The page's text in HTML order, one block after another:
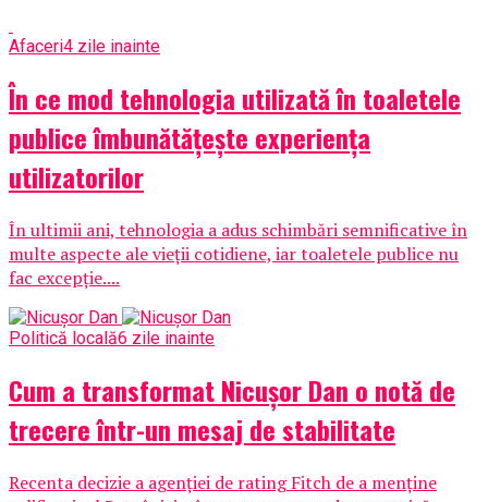
Afaceri4 zile inainte
În ce mod tehnologia utilizată în toaletele
publice îmbunătățește experiența
utilizatorilor
În ultimii ani, tehnologia a adus schimbări semnificative în
multe aspecte ale vieții cotidiene, iar toaletele publice nu
fac excepție....
Politică locală6 zile inainte
Cum a transformat Nicușor Dan o notă de
trecere într-un mesaj de stabilitate
Recenta decizie a agenției de rating Fitch de a menține